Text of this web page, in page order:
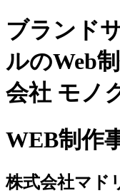
ブランド
ルのWeb
会社 モノ
WEB制作
株式会社マド